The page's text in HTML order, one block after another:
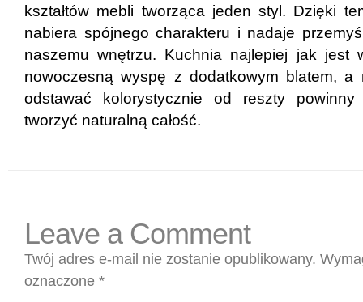
kształtów mebli tworząca jeden styl. Dzięki
nabiera spójnego charakteru i nadaje
naszemu wnętrzu. Kuchnia najlepiej jak jest
nowoczesną wyspę z dodatkowym blatem, a
odstawać kolorystycznie od reszty
tworzyć naturalną całość.
Leave a Comment
Twój adres e-mail nie zostanie opublikowany.
oznaczone *